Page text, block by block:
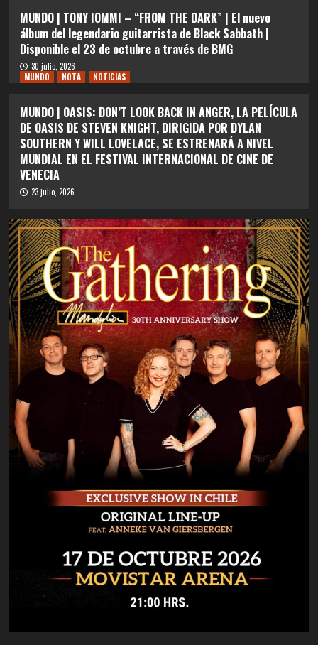
MUNDO | TONY IOMMI – “FROM THE DARK” | El nuevo
álbum del legendario guitarrista de Black Sabbath |
Disponible el 23 de octubre a través de BMG
30 julio, 2026
MUNDO
NOTA NOTICIAS
MUNDO | OASIS: DON’T LOOK BACK IN ANGER, LA PELÍCULA
DE OASIS DE STEVEN KNIGHT, DIRIGIDA POR DYLAN
SOUTHERN Y WILL LOVELACE, SE ESTRENARÁ A NIVEL
MUNDIAL EN EL FESTIVAL INTERNACIONAL DE CINE DE
VENECIA
23 julio, 2026